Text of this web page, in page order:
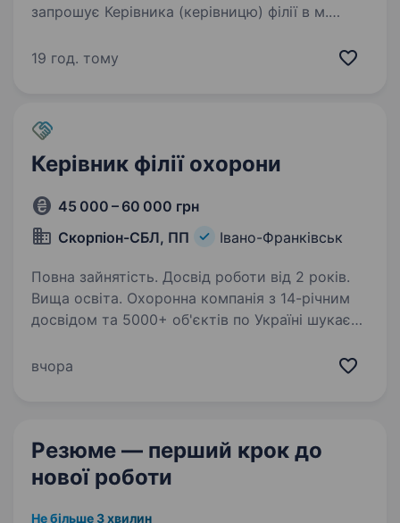
запрошує Керівника (керівницю) філії в м.
працевлаштування; можливість бронювання;
19 год. тому
Керівник філії охорони
45 000 – 60 000 грн
Скорпіон-СБЛ, ПП
Івано-Франківськ
Повна зайнятість. Досвід роботи від 2 років.
Вища освіта. Охоронна компанія з 14-річним
досвідом та 5000+ об'єктів по Україні шукає
Філія вже працює — є команда, є клієнти, є
вчора
Резюме — перший крок до
нової роботи
Не більше 3 хвилин